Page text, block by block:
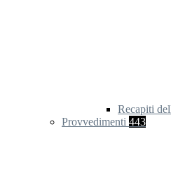
Recapiti
Provvedimenti 443